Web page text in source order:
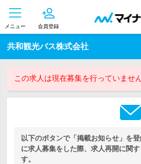
メニュー 会員登録
共和観光バス株式会社
この求人は現在募集を行っていません
以下のボタンで「掲載お知らせ」を
に求人募集をした際、求人再開に関
す。